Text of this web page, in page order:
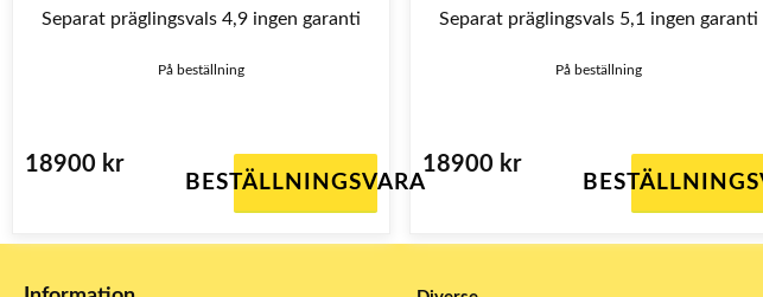
Separat präglingsvals 4,9 ingen garanti
På beställning
18900 kr
BESTÄLLNINGSVARA
Separat präglingsvals 5,1 ingen garanti
På beställning
18900 kr